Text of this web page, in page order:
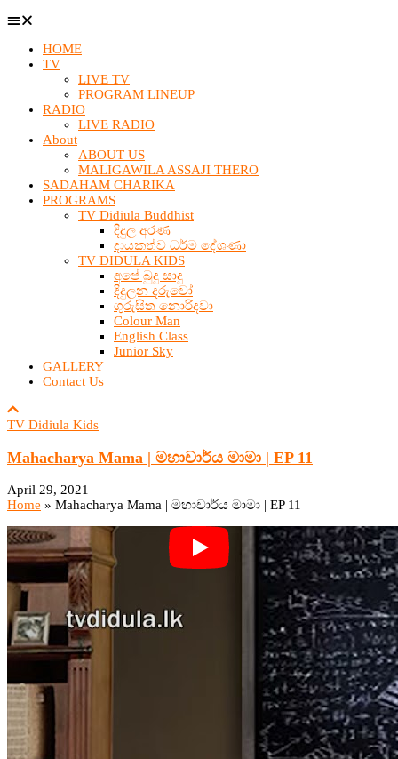
HOME
TV
LIVE TV
PROGRAM LINEUP
RADIO
LIVE RADIO
About
ABOUT US
MALIGAWILA ASSAJI THERO
SADAHAM CHARIKA
PROGRAMS
TV Didiula Buddhist
දිදුල අරණ
දායකත්ව ධර්ම දේශණා
TV DIDULA KIDS
අපේ බුදු සාදු
දිදුලන දරුවෝ
ගුරුසිත නොරිදවා
Colour Man
English Class
Junior Sky
GALLERY
Contact Us
TV Didiula Kids
Mahacharya Mama | මහාචාර්ය මාමා | EP 11
April 29, 2021
Home » Mahacharya Mama | මහාචාර්ය මාමා | EP 11